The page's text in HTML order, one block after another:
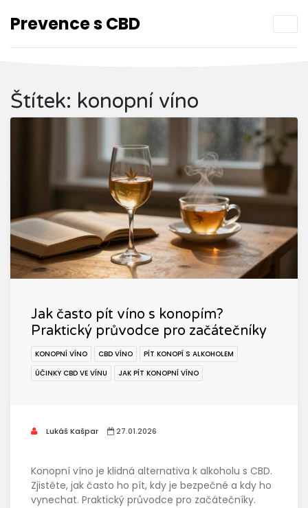
Prevence s CBD
Štítek: konopní víno
Jak často pít víno s konopím?
Praktický průvodce pro začátečníky
KONOPNÍ VÍNO CBD VÍNO
PÍT KONOPÍ S ALKOHOLEM
ÚČINKY CBD VE VÍNU
JAK PÍT KONOPNÍ VÍNO
Lukáš Kašpar 27.01.2026
Konopní víno je klidná alternativa k alkoholu s CBD.
Zjistěte, jak často ho pít, kdy je bezpečné a kdy ho
vynechat. Praktický průvodce pro začátečníky.